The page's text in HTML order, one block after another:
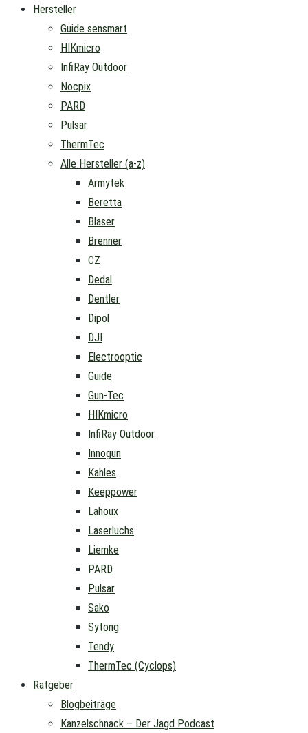
Hersteller
Guide sensmart
HIKmicro
InfiRay Outdoor
Nocpix
PARD
Pulsar
ThermTec
Alle Hersteller (a-z)
Armytek
Beretta
Blaser
Brenner
CZ
Dedal
Dentler
Dipol
DJI
Electrooptic
Guide
Gun-Tec
HIKmicro
InfiRay Outdoor
Innogun
Kahles
Keeppower
Lahoux
Laserluchs
Liemke
PARD
Pulsar
Sako
Sytong
Tendy
ThermTec (Cyclops)
Ratgeber
Blogbeiträge
Kanzelschnack – Der Jagd Podcast